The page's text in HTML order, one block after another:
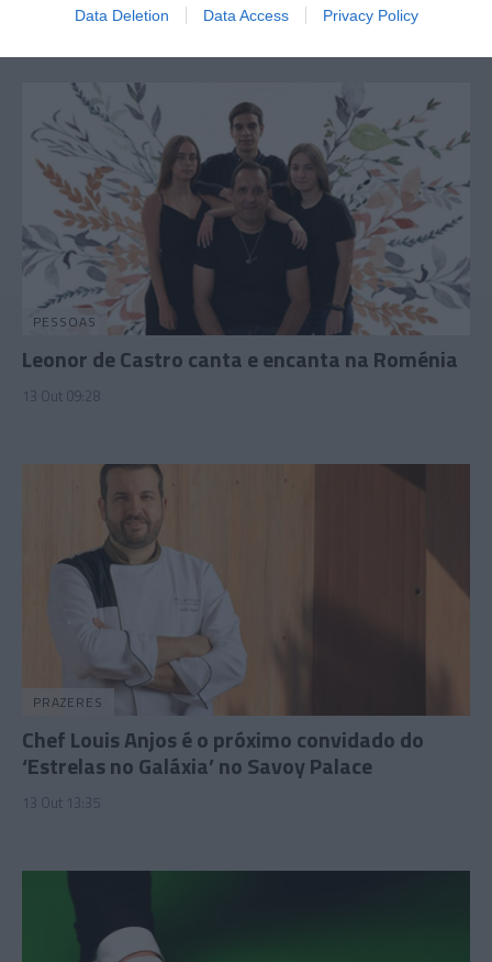
Data Deletion Data Access Privacy Policy
13 Out 09:42
PESSOAS
Leonor de Castro canta e encanta na Roménia
13 Out 09:28
PRAZERES
Chef Louis Anjos é o próximo convidado do
‘Estrelas no Galáxia’ no Savoy Palace
13 Out 13:35